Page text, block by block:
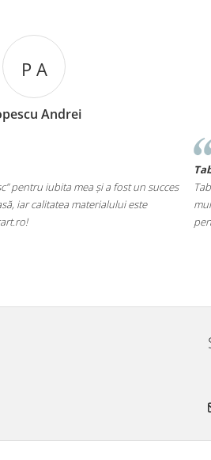
P A
Andrei
pentru iubita mea și a fost un succes
iar calitatea materialului este